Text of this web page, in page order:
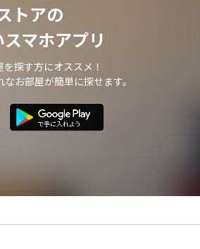
トアの
マホアプリ
探す方にオススメ！
お部屋が簡単に探せます。